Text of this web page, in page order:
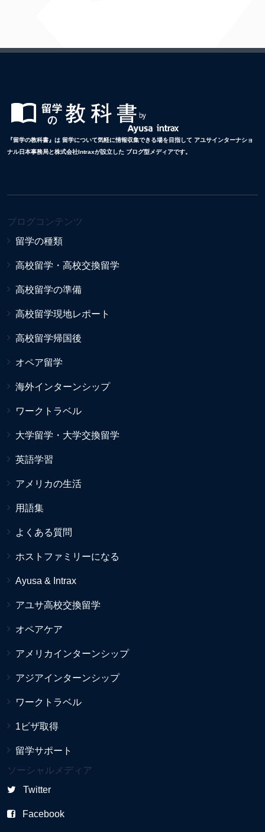
『留学の教科書』は 留学について気軽に情報収集できる場を目指して アユサインターナショ
ナル日本事務局と株式会社Intraxが設立した ブログ型メディアです。
ブログコンテンツ
留学の種類
高校留学・高校交換留学
高校留学の準備
高校留学現地レポート
高校留学帰国後
オペア留学
海外インターンシップ
ワークトラベル
大学留学・大学交換留学
英語学習
アメリカの生活
用語集
よくある質問
ホストファミリーになる
Ayusa & Intrax
アユサ高校交換留学
オペアケア
アメリカインターンシップ
アジアインターンシップ
ワークトラベル
1ビザ取得
留学サポート
ソーシャルメディア
Twitter
Facebook